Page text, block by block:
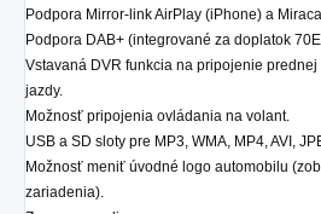
Podpora Mirror-link AirPlay (iPhone) a
Podpora DAB+ (integrované za doplatok
Vstavaná DVR funkcia na pripojenie
jazdy.
Možnosť pripojenia ovládania na volant.
USB a SD sloty pre MP3, WMA, MP4, AVI,
Možnosť meniť úvodné logo automobilu
zariadenia).